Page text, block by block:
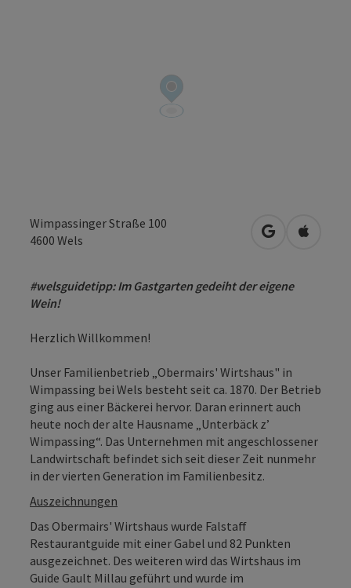
Wimpassinger Straße 100
4600 Wels in Google
in
#welsguidetipp: Im Gastgarten gedeiht der eigene
Wein!
Herzlich Willkommen!
Unser Familienbetrieb „Obermairs' Wirtshaus" in
Wimpassing bei Wels besteht seit ca. 1870. Der Betrieb
ging aus einer Bäckerei hervor. Daran erinnert auch
heute noch der alte Hausname „Unterbäck z’
Wimpassing“. Das Unternehmen mit angeschlossener
Landwirtschaft befindet sich seit dieser Zeit nunmehr
in der vierten Generation im Familienbesitz.
Auszeichnungen
Das Obermairs' Wirtshaus wurde Falstaff
Restaurantguide mit einer Gabel und 82 Punkten
ausgezeichnet. Des weiteren wird das Wirtshaus im
Guide Gault Millau geführt und wurde im